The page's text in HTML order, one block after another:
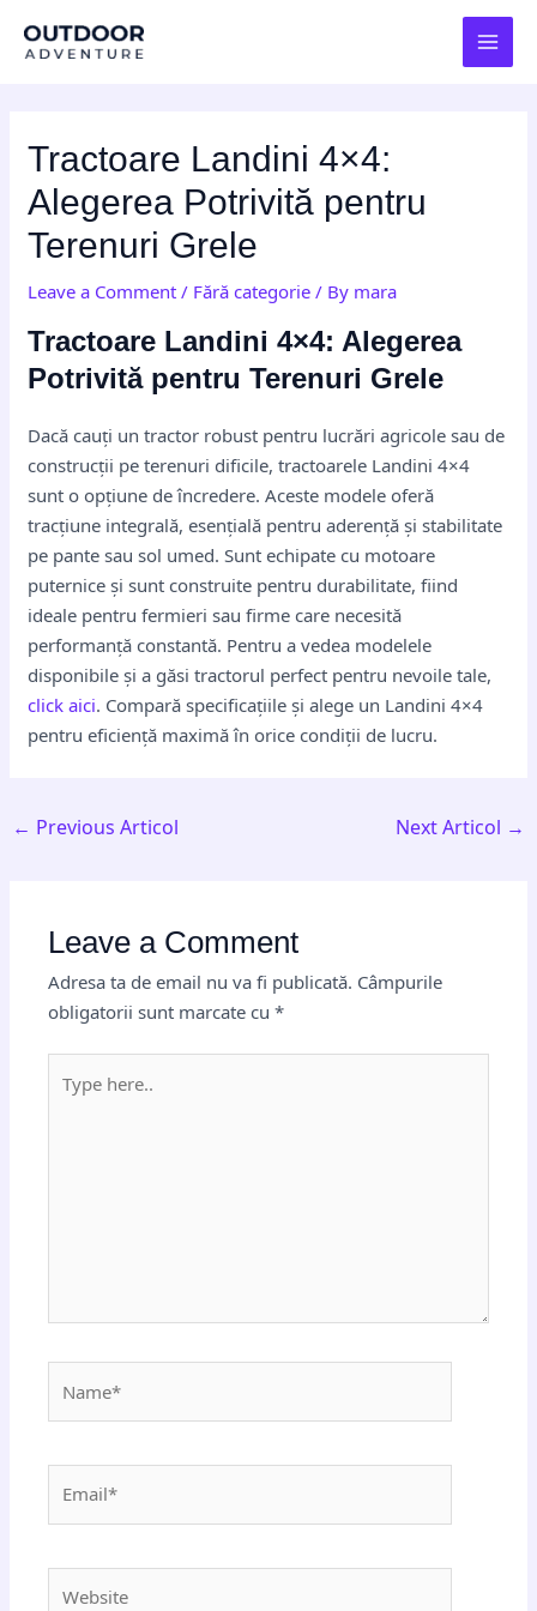
Tractoare Landini 4×4:
Alegerea Potrivită pentru
Terenuri Grele
Leave a Comment / Fără categorie / By mara
Tractoare Landini 4×4: Alegerea
Potrivită pentru Terenuri Grele
Dacă cauți un tractor robust pentru lucrări agricole sau de
construcții pe terenuri dificile, tractoarele Landini 4×4
sunt o opțiune de încredere. Aceste modele oferă
tracțiune integrală, esențială pentru aderență și stabilitate
pe pante sau sol umed. Sunt echipate cu motoare
puternice și sunt construite pentru durabilitate, fiind
ideale pentru fermieri sau firme care necesită
performanță constantă. Pentru a vedea modelele
disponibile și a găsi tractorul perfect pentru nevoile tale,
click aici. Compară specificațiile și alege un Landini 4×4
pentru eficiență maximă în orice condiții de lucru.
navigation
← Previous Articol Next Articol →
Leave a Comment
Adresa ta de email nu va fi publicată. Câmpurile
obligatorii sunt marcate cu*
here..